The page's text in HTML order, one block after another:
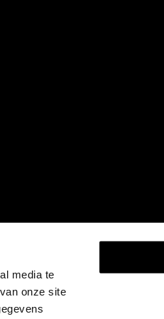
media te
onze site